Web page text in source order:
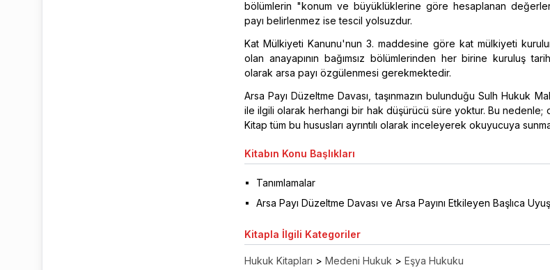
bölümlerin "konum ve büyüklüklerine göre hesaplanan
payı belirlenmez ise tescil yolsuzdur.
Kat Mülkiyeti Kanunu'nun 3. maddesine göre kat mülkiyeti
olan anayapının bağımsız bölümlerinden her birine kuruluş
olarak arsa payı özgülenmesi gerekmektedir.
Arsa Payı Düzeltme Davası, taşınmazın bulunduğu Sulh Hukuk
ile ilgili olarak herhangi bir hak düşürücü süre yoktur. Bu nedenle;
Kitap tüm bu hususları ayrıntılı olarak inceleyerek okuyucuya
Kitabın Konu Başlıkları
Tanımlamalar
Arsa Payı Düzeltme Davası ve Arsa Payını Etkileyen Başlıca
Kitapla İlgili Kategoriler
Hukuk Kitapları > Medeni Hukuk > Eşya Hukuku